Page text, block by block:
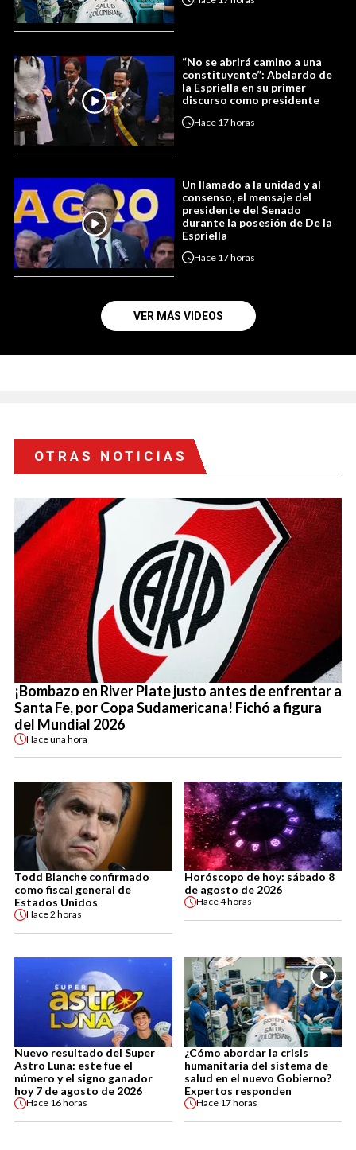
“No se abrirá camino a una
constituyente”: Abelardo de
la Espriella en su primer
discurso como presidente
Hace 17 horas
Un llamado a la unidad y al
consenso, el mensaje del
presidente del Senado
durante la posesión de De la
Espriella
Hace 17 horas
VER MÁS VIDEOS
OTRAS NOTICIAS
¡Bombazo en River Plate justo antes de enfrentar a
Santa Fe, por Copa Sudamericana! Fichó a figura
del Mundial 2026
Haceuna hora
Todd Blanche confirmado
como fiscal general de
Estados Unidos
Hace2 horas
Horóscopo de hoy: sábado 8
de agosto de 2026
Hace4 horas
Nuevo resultado del Super
Astro Luna: este fue el
número y el signo ganador
hoy 7 de agosto de 2026
Hace 16 horas
¿Cómo abordar la crisis
humanitaria del sistema de
salud en el nuevo Gobierno?
Expertos responden
Hace 17 horas